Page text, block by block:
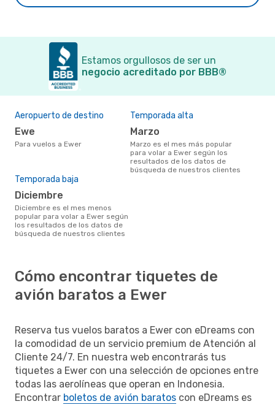
Estamos orgullosos de ser un
negocio acreditado por BBB®
Aeropuerto de destino
Ewe
Para vuelos a Ewer
Temporada alta
marzo
marzo es el mes más popular
para volar a Ewer según los
resultados de los datos de
búsqueda de nuestros clientes
Temporada baja
diciembre
diciembre es el mes menos
popular para volar a Ewer según
los resultados de los datos de
búsqueda de nuestros clientes
Cómo encontrar tiquetes de
avión baratos a Ewer
Reserva tus vuelos baratos a Ewer con eDreams con
la comodidad de un servicio premium de Atención al
Cliente 24/7. En nuestra web encontrarás tus
tiquetes a Ewer con una selección de opciones entre
todas las aerolíneas que operan en Indonesia.
Encontrar boletos de avión baratos con eDreams es